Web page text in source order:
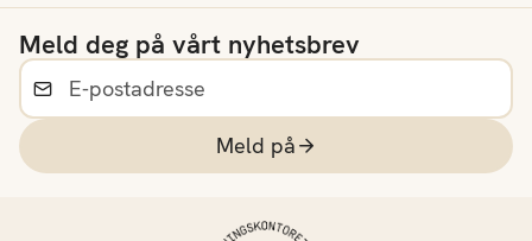
Meld deg på vårt nyhetsbrev
Meld på